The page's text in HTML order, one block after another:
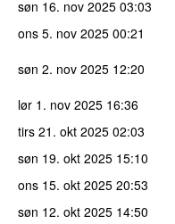
søn 16. nov 2025 03:03
ons 5. nov 2025 00:21
søn 2. nov 2025 12:20
lør 1. nov 2025 16:36
tirs 21. okt 2025 02:03
søn 19. okt 2025 15:10
ons 15. okt 2025 20:53
søn 12. okt 2025 14:50